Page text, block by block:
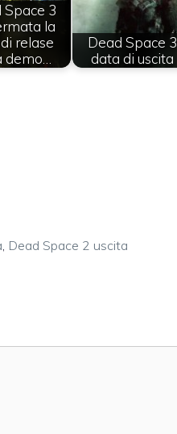
Space 3
la
relase
Dead Space 3
data di uscita
Dead Space 2 uscita